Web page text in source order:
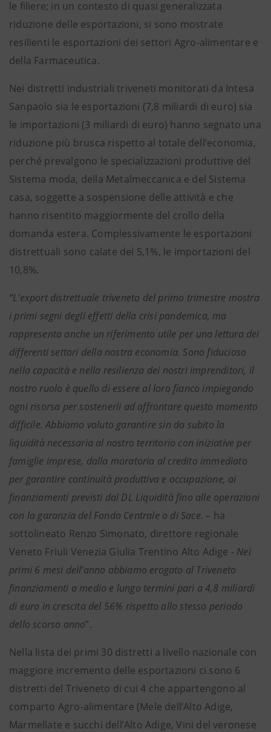
le filiere; in un contesto di quasi generalizzata
riduzione delle esportazioni, si sono mostrate
resilienti le esportazioni dei settori Agro-alimentare e
della Farmaceutica.
Nei distretti industriali triveneti monitorati da Intesa
Sanpaolo sia le esportazioni (7,8 miliardi di euro) sia
le importazioni (3 miliardi di euro) hanno segnato una
riduzione più brusca rispetto al totale dell’economia,
perché prevalgono le specializzazioni produttive del
Sistema moda, della Metalmeccanica e del Sistema
casa, soggette a sospensione delle attività e che
hanno risentito maggiormente del crollo della
domanda estera. Complessivamente le esportazioni
distrettuali sono calate del 5,1%, le importazioni del
10,8%.
“L’export distrettuale triveneto del primo trimestre mostra
i primi segni degli effetti della crisi pandemica, ma
rappresenta anche un riferimento utile per una lettura dei
differenti settori della nostra economia. Sono fiducioso
nella capacità e nella resilienza dei nostri imprenditori, il
nostro ruolo è quello di essere al loro fianco impiegando
ogni risorsa per sostenerli ad affrontare questo momento
difficile. Abbiamo voluto garantire sin da subito la
liquidità necessaria al nostro territorio con iniziative per
famiglie imprese, dalla moratoria al credito immediato
per garantire continuità produttiva e occupazione, ai
finanziamenti previsti dal DL Liquidità fino alle operazioni
con la garanzia del Fondo Centrale o di Sace. – ha
sottolineato Renzo Simonato, direttore regionale
Veneto Friuli Venezia Giulia Trentino Alto Adige - Nei
primi 6 mesi dell’anno abbiamo erogato al Triveneto
finanziamenti a medio e lungo termini pari a 4,8 miliardi
di euro in crescita del 56% rispetto allo stesso periodo
dello scorso anno”.
Nella lista dei primi 30 distretti a livello nazionale con
maggiore incremento delle esportazioni ci sono 6
distretti del Triveneto di cui 4 che appartengono al
comparto Agro-alimentare (Mele dell’Alto Adige,
Marmellate e succhi dell’Alto Adige, Vini del veronese